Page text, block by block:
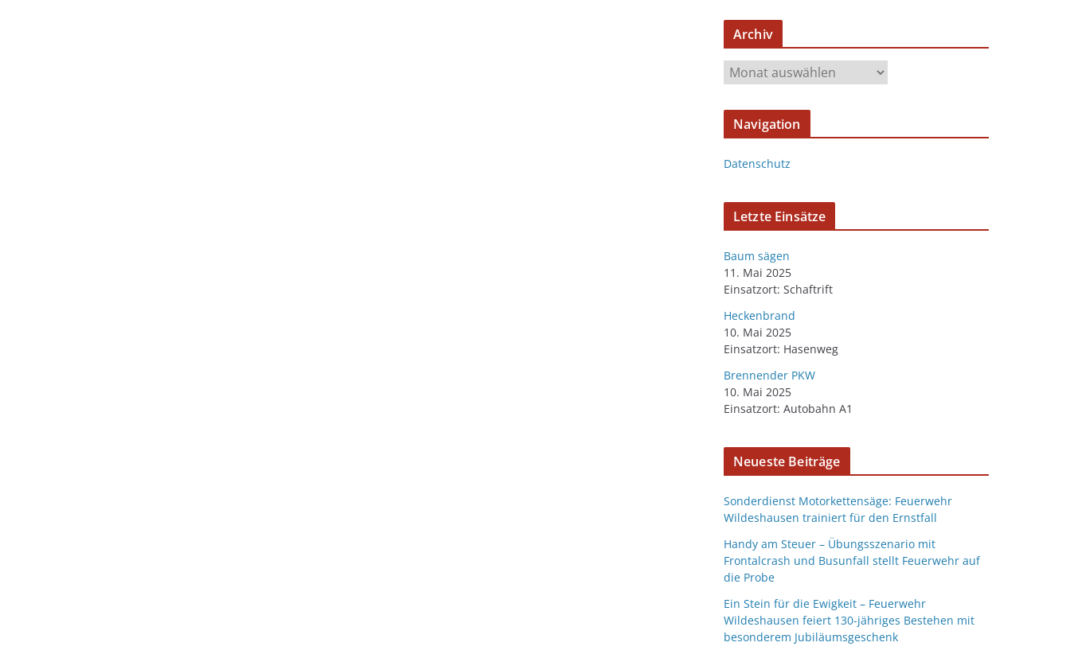
Archiv
Navigation
Datenschutz
Letzte Einsätze
Baum sägen
11. Mai 2025
Einsatzort: Schaftrift
Heckenbrand
10. Mai 2025
Einsatzort: Hasenweg
Brennender PKW
10. Mai 2025
Einsatzort: Autobahn A1
Neueste Beiträge
Sonderdienst Motorkettensäge: Feuerwehr
Wildeshausen trainiert für den Ernstfall
Handy am Steuer – Übungsszenario mit
Frontalcrash und Busunfall stellt Feuerwehr auf
die Probe
Ein Stein für die Ewigkeit – Feuerwehr
Wildeshausen feiert 130-jähriges Bestehen mit
besonderem Jubiläumsgeschenk